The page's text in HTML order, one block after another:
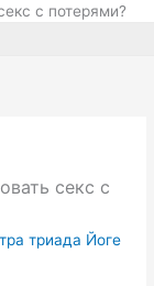
с потерями?
секс с
триада Йоге